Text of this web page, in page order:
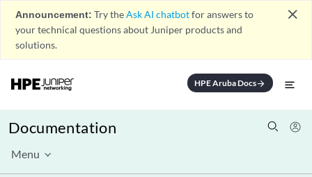
Announcement: Try theAsk AI chatbotfor answers to
your technical questions about Juniper products and
solutions.
close
HPE Aruba Docsarrow_forward
Documentation
Menu